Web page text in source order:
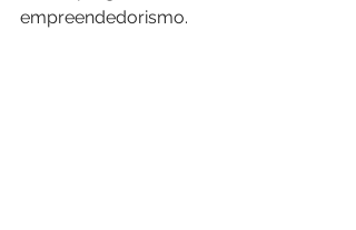
empreendedorismo.